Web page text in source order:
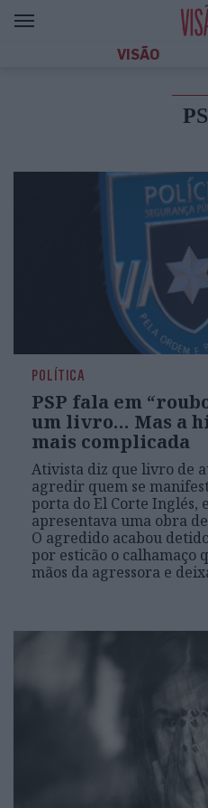
VISÃO
POLÍTICA
PSP fala em
um livro… Mas a
mais complicada
Ativista diz que livro de
agredir quem se
porta do El Corte Inglés,
apresentava uma obra
O agredido acabou
por esticão o calhamaço
mãos da agressora e